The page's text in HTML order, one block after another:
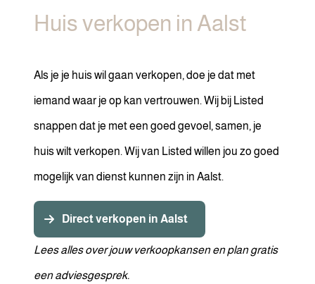
Huis verkopen in Aalst
Als je je huis wil gaan verkopen, doe je dat met
iemand waar je op kan vertrouwen. Wij bij Listed
snappen dat je met een goed gevoel, samen, je
huis wilt verkopen. Wij van Listed willen jou zo goed
mogelijk van dienst kunnen zijn in Aalst.
Direct verkopen in Aalst
Lees alles over jouw verkoopkansen en plan gratis
een adviesgesprek.